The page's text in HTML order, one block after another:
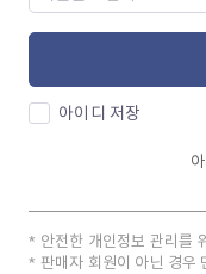
아이디 저장
안전한 개인정보 관리를
판매자 회원이 아닌 경우